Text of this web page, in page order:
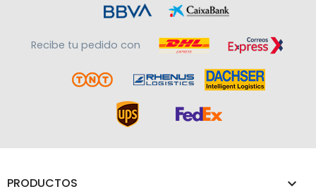
Recibe tu pedido con
PRODUCTOS 